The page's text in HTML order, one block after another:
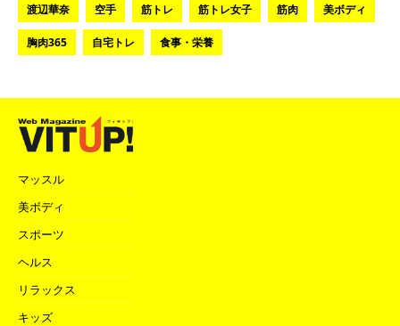
渡辺華奈 空手 筋トレ 筋トレ女子 筋肉 美ボディ
胸肉365 自宅トレ 食事・栄養
マッスル
美ボディ
スポーツ
ヘルス
リラックス
キッズ